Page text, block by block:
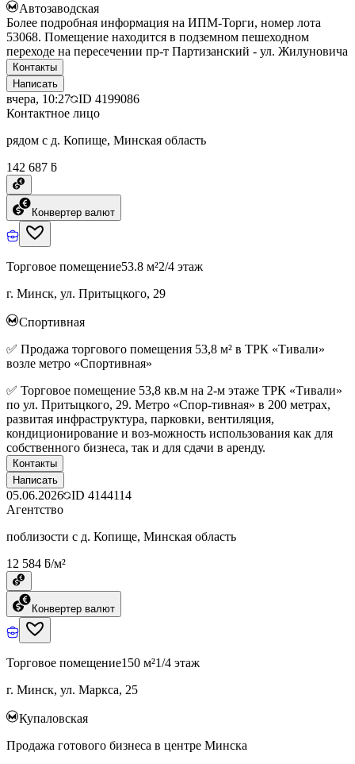
Автозаводская
Более подробная информация на ИПМ-Торги, номер лота
53068. Помещение находится в подземном пешеходном
переходе на пересечении пр-т Партизанский - ул. Жилуновича
Контакты
Написать
вчера, 10:27 ID 4199086
Контактное лицо
рядом с д. Копище, Минская область
142 687 ƃ
Конвертер валют
Торговое помещение53.8 м²2/4 этаж
г. Минск, ул. Притыцкого, 29
Спортивная
✅ Продажа торгового помещения 53,8 м² в ТРК «Тивали»
возле метро «Спортивная»
✅ Торговое помещение 53,8 кв.м на 2-м этаже ТРК «Тивали»
по ул. Притыцкого, 29. Метро «Спор-тивная» в 200 метрах,
развитая инфраструктура, парковки, вентиляция,
кондиционирование и воз-можность использования как для
собственного бизнеса, так и для сдачи в аренду.
Контакты
Написать
05.06.2026 ID 4144114
Агентство
поблизости с д. Копище, Минская область
12 584 ƃ/м²
Конвертер валют
Торговое помещение150 м²1/4 этаж
г. Минск, ул. Маркса, 25
Купаловская
Продажа готового бизнеса в центре Минска